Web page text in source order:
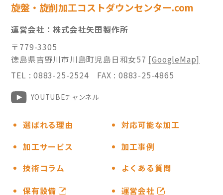
旋盤・旋削加工コストダウンセンター.com
運営会社：株式会社矢田製作所
〒779-3305
徳島県吉野川市川島町児島日和女57 [GoogleMap]
TEL : 0883-25-2524 FAX : 0883-25-4865
YOUTUBEチャンネル
選ばれる理由
対応可能な加工
加工サービス
加工事例
技術コラム
よくある質問
保有設備
運営会社